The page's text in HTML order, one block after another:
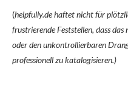
(helpfully.de haftet nicht für
frustrierende Feststellen, dass
oder den unkontrollierbaren
professionell zu katalogisieren.)